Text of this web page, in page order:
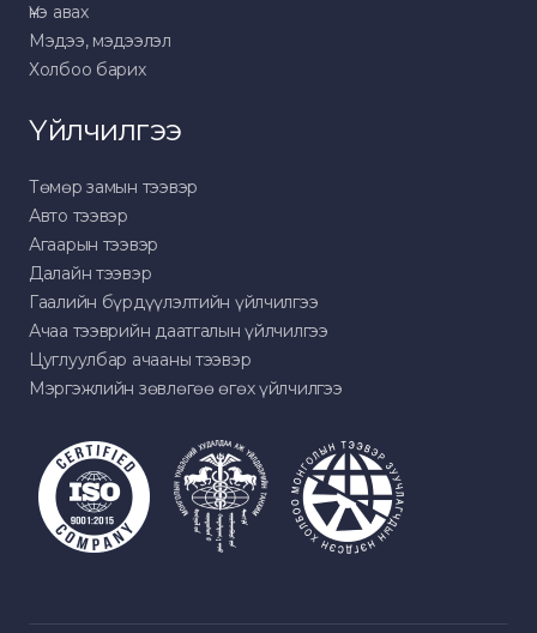
Үнэ авах
Мэдээ, мэдээлэл
Холбоо барих
Үйлчилгээ
Төмөр замын тээвэр
Авто тээвэр
Агаарын тээвэр
Далайн тээвэр
Гаалийн бүрдүүлэлтийн үйлчилгээ
Ачаа тээврийн даатгалын үйлчилгээ
Цуглуулбар ачааны тээвэр
Мэргэжлийн зөвлөгөө өгөх үйлчилгээ